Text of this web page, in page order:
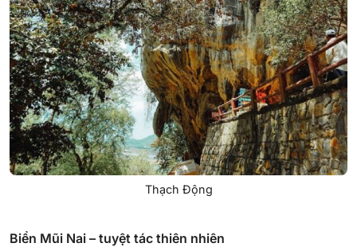
Thạch Động
Biển Mũi Nai – tuyệt tác thiên nhiên